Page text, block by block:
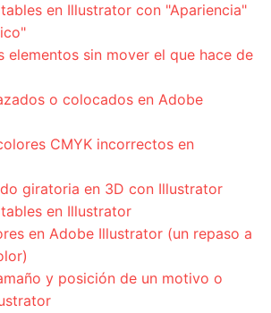
en Illustrator con "Apariencia"
elementos sin mover el que hace de
o colocados en Adobe
CMYK incorrectos en
giratoria en 3D con Illustrator
en Illustrator
en Adobe Illustrator (un repaso a
y posición de un motivo o